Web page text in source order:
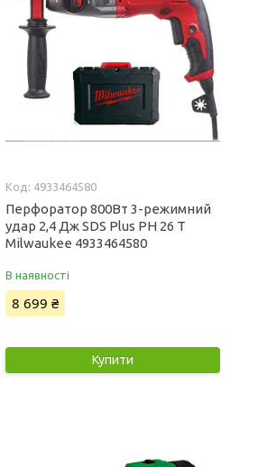
4933464580
Перфоратор 800Вт 3-режимний
удар 2,4 Дж SDS Plus PH 26 T
Milwaukee 4933464580
В наявності
8 699 ₴
Купити